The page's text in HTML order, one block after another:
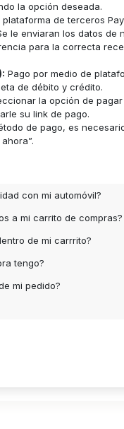
la opción deseada.
plataforma de terceros
le enviaran los datos de
para la correcta
Pago por medio de
de débito y crédito.
la opción de
su link de pago.
de pago, es
con mi automóvil?
a mi carrito de compras?
de mi carrrito?
tengo?
mi pedido?